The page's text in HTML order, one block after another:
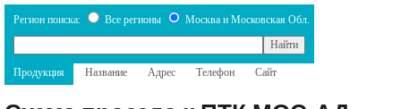
Регион поиска: Все регионы Москва и Московская Обл.
Продукция Название Адрес Телефон Сайт